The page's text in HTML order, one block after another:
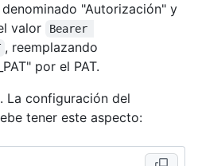
denominado "Autorización" y
valor
Bearer
, reemplazando
por el PAT.
. La configuración del
tener este aspecto: